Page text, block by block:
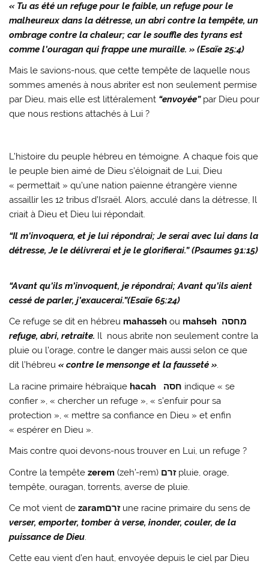
« Tu as été un refuge pour le faible, un refuge pour le
malheureux dans la détresse, un abri contre la tempête, un
ombrage contre la chaleur; car le souffle des tyrans est
comme l’ouragan qui frappe une muraille. » (Esaïe 25:4)
Mais le savions-nous, que cette tempête de laquelle nous
sommes amenés à nous abriter est non seulement permise
par Dieu, mais elle est littéralement “envoyée”par Dieu pour
que nous restions attachés à Lui ?
L’histoire du peuple hébreu en témoigne. A chaque fois que
le peuple bien aimé de Dieu s’éloignait de Lui, Dieu
« permettait » qu’une nation païenne étrangère vienne
assaillir les 12 tribus d’Israël. Alors, acculé dans la détresse, Il
criait à Dieu et Dieu lui répondait.
“Il m’invoquera, et je lui répondrai; Je serai avec lui dans la
détresse, Je le délivrerai et je le glorifierai.” (Psaumes 91:15)
“Avant qu’ils m’invoquent, je répondrai; Avant qu’ils aient
cessé de parler, j’exaucerai.”(Esaïe 65:24)
Ce refuge se dit en hébreu mahasseh ou mahseh מחסה
refuge, abri, retraite. Il nous abrite non seulement contre la
pluie ou l’orage, contre le danger mais aussi selon ce que
dit l’hébreu« contre le mensonge et la fausseté ».
La racine primaire hébraïque hacah חסה indique « se
confier », « chercher un refuge », « s’enfuir pour sa
protection », « mettre sa confiance en Dieu » et enfin
« espérer en Dieu ».
Mais contre quoi devons-nous trouver en Lui, un refuge ?
Contre la tempêtezerem (zeh’-rem) זרםpluie, orage,
tempête, ouragan, torrents, averse de pluie.
Ce mot vient dezaramזרםune racine primaire du sens de
verser, emporter, tomber à verse, inonder, couler, de la
puissance de Dieu.
Cette eau vient d’en haut, envoyée depuis le ciel par Dieu